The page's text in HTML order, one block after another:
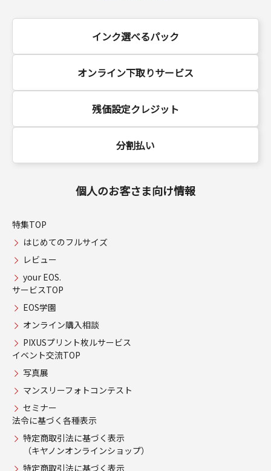
インク選べるパック
オンライン下取りサービス
残価設定クレジット
分割払い
個人のお客さま向け情報
特集TOP
はじめてのフルサイズ
レビュー
your EOS.
サービスTOP
EOS学園
オンライン購入相談
PIXUSプリント枚ルサービス
イベント交流TOP
写真展
マンスリーフォトコンテスト
セミナー
法令に基づく各種表示
特定商取引法に基づく表示
（キヤノンオンラインショップ）
特定商取引法に基づく表示